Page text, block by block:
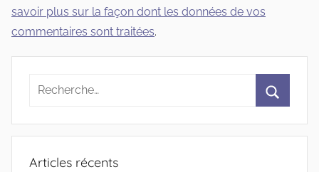
savoir plus sur la façon dont les données de vos
commentaires sont traitées.
Recherche
:
Articles récents